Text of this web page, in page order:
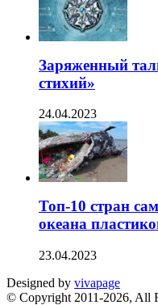
Заряженный
стихий»
24.04.2023
Топ-10 стран
океана
23.04.2023
Designed by vivapage
© Copyright 2011-2026, All